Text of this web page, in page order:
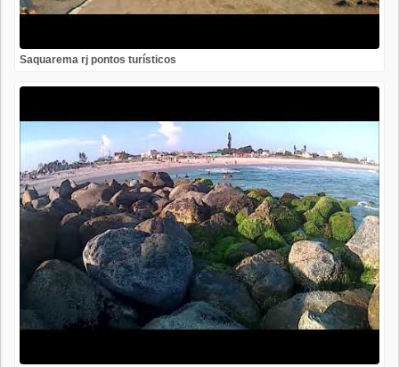
Saquarema rj pontos turísticos